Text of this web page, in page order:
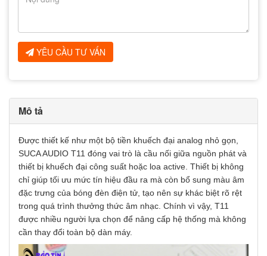
YÊU CẦU TƯ VẤN
Mô tả
Được thiết kế như một bộ tiền khuếch đại analog nhỏ gọn,
SUCA AUDIO T11 đóng vai trò là cầu nối giữa nguồn phát và
thiết bị khuếch đại công suất hoặc loa active. Thiết bị không
chỉ giúp tối ưu mức tín hiệu đầu ra mà còn bổ sung màu âm
đặc trưng của bóng đèn điện tử, tạo nên sự khác biệt rõ rệt
trong quá trình thưởng thức âm nhạc. Chính vì vậy, T11
được nhiều người lựa chọn để nâng cấp hệ thống mà không
cần thay đổi toàn bộ dàn máy.